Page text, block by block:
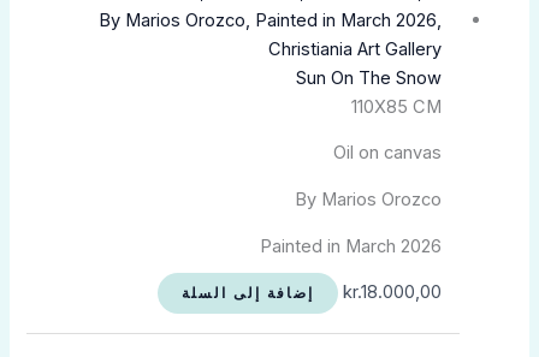
Sun On The Snow
110X85 CM
Oil on canvas
By Marios Orozco
Painted in March 2026
kr.18.000,00 إضافة إلى السلة